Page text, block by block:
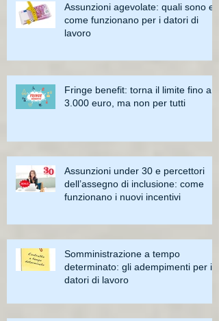
Assunzioni agevolate: quali sono e
come funzionano per i datori di
lavoro
Fringe benefit: torna il limite fino a
3.000 euro, ma non per tutti
Assunzioni under 30 e percettori
dell’assegno di inclusione: come
funzionano i nuovi incentivi
Somministrazione a tempo
determinato: gli adempimenti per i
datori di lavoro